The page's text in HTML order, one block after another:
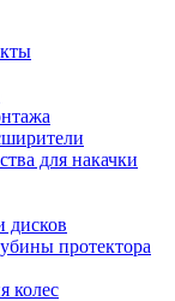
для накачки
дисков
протектора
колес